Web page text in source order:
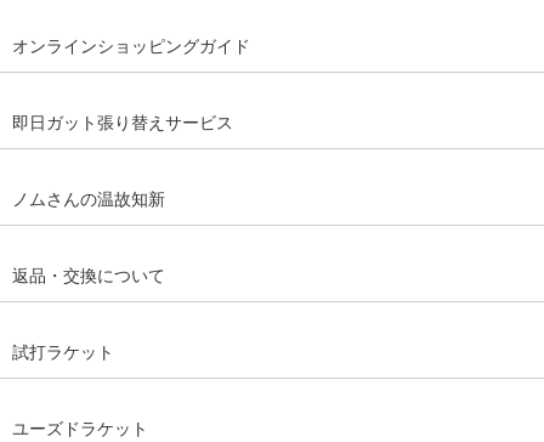
オンラインショッピングガイド
即日ガット張り替えサービス
ノムさんの温故知新
返品・交換について
試打ラケット
ユーズドラケット